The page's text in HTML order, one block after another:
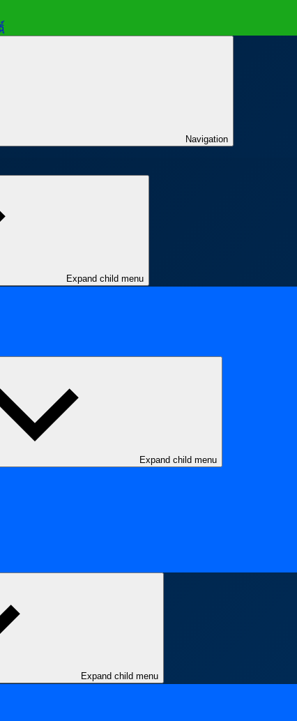
Navigation
Expand child menu
Expand child menu
Expand child menu